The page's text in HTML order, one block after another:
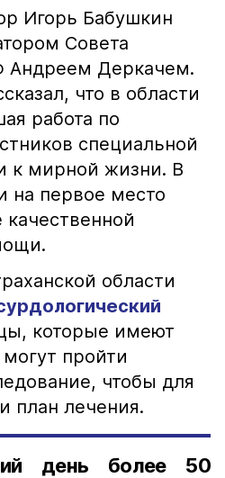
Игорь Бабушкин
Совета
Деркачем.
что в области
работа по
специальной
к мирной жизни. В
на первое место
качественной
области
которые имеют
пройти
чтобы для
план лечения.
день более 50